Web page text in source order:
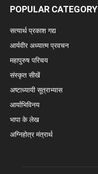
POPULAR CATEGORY
सत्यार्थ प्रकाश गद्य
आर्यवीर अध्यात्म प्रवचन
महापुरुष परिचय
संस्कृत सीखें
अष्टाध्यायी सूत्राभ्यास
आर्याभिविनय
भापा के लेख
अग्निहोत्र मंत्रार्थ